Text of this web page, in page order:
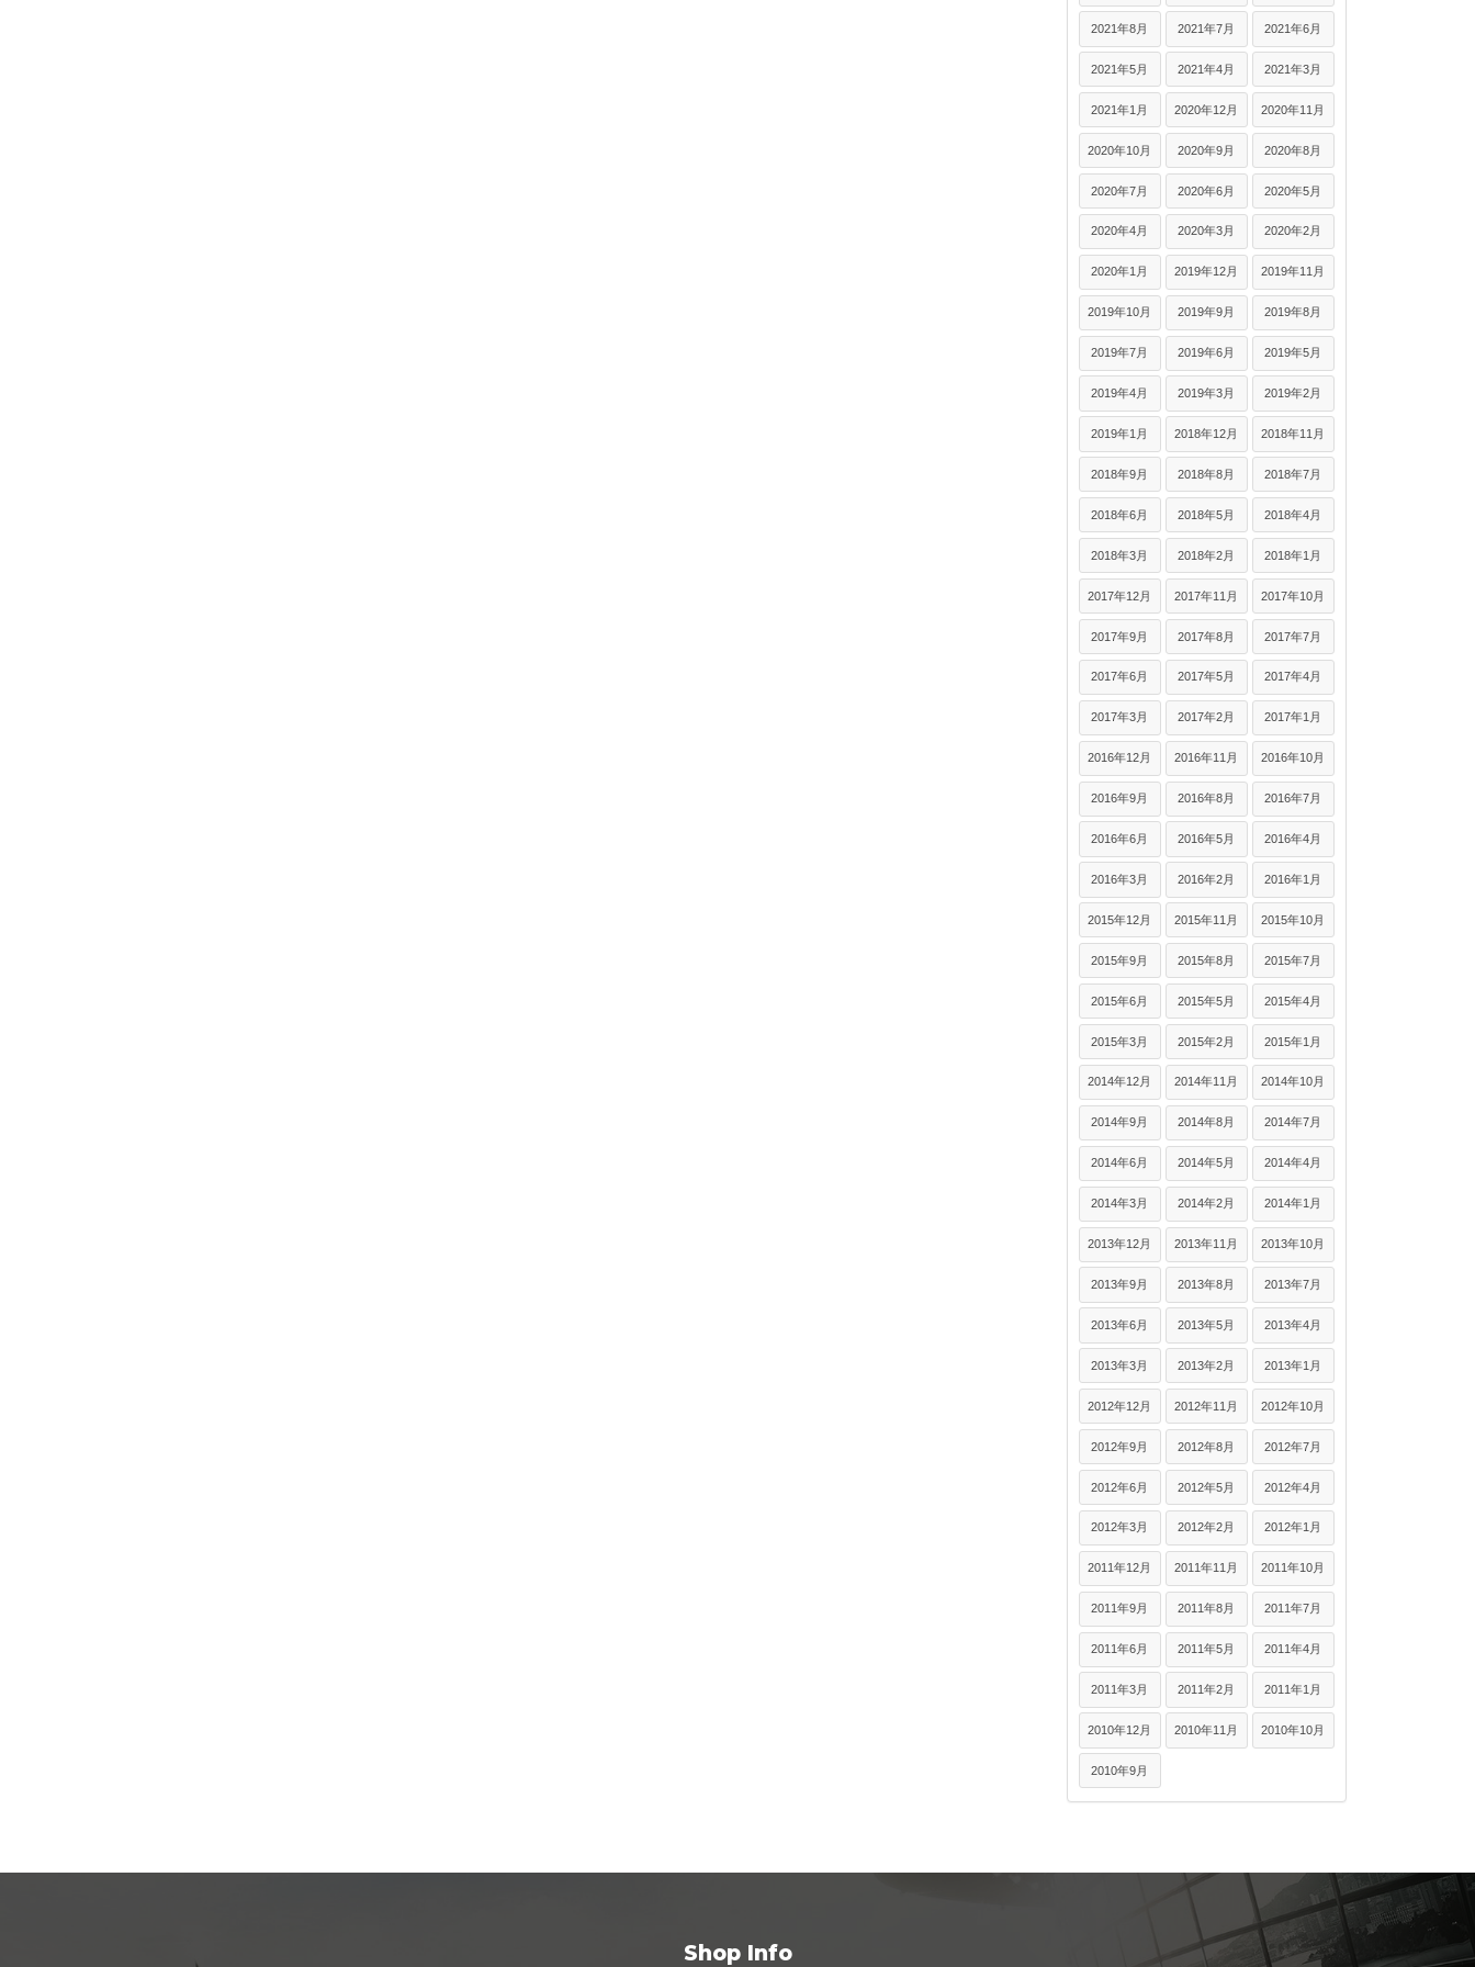
2021年8月 2021年7月 2021年6月
2021年5月 2021年4月 2021年3月
2021年1月 2020年12月 2020年11月
2020年10月 2020年9月 2020年8月
2020年7月 2020年6月 2020年5月
2020年4月 2020年3月 2020年2月
2020年1月 2019年12月 2019年11月
2019年10月 2019年9月 2019年8月
2019年7月 2019年6月 2019年5月
2019年4月 2019年3月 2019年2月
2019年1月 2018年12月 2018年11月
2018年9月 2018年8月 2018年7月
2018年6月 2018年5月 2018年4月
2018年3月 2018年2月 2018年1月
2017年12月 2017年11月 2017年10月
2017年9月 2017年8月 2017年7月
2017年6月 2017年5月 2017年4月
2017年3月 2017年2月 2017年1月
2016年12月 2016年11月 2016年10月
2016年9月 2016年8月 2016年7月
2016年6月 2016年5月 2016年4月
2016年3月 2016年2月 2016年1月
2015年12月 2015年11月 2015年10月
2015年9月 2015年8月 2015年7月
2015年6月 2015年5月 2015年4月
2015年3月 2015年2月 2015年1月
2014年12月 2014年11月 2014年10月
2014年9月 2014年8月 2014年7月
2014年6月 2014年5月 2014年4月
2014年3月 2014年2月 2014年1月
2013年12月 2013年11月 2013年10月
2013年9月 2013年8月 2013年7月
2013年6月 2013年5月 2013年4月
2013年3月 2013年2月 2013年1月
2012年12月 2012年11月 2012年10月
2012年9月 2012年8月 2012年7月
2012年6月 2012年5月 2012年4月
2012年3月 2012年2月 2012年1月
2011年12月 2011年11月 2011年10月
2011年9月 2011年8月 2011年7月
2011年6月 2011年5月 2011年4月
2011年3月 2011年2月 2011年1月
2010年12月 2010年11月 2010年10月
2010年9月
Shop Info